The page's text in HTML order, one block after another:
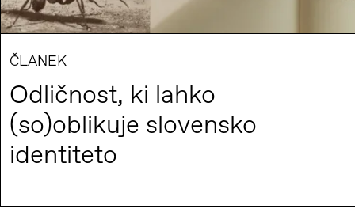
ČLANEK
Odličnost, ki lahko
(so)oblikuje slovensko
identiteto